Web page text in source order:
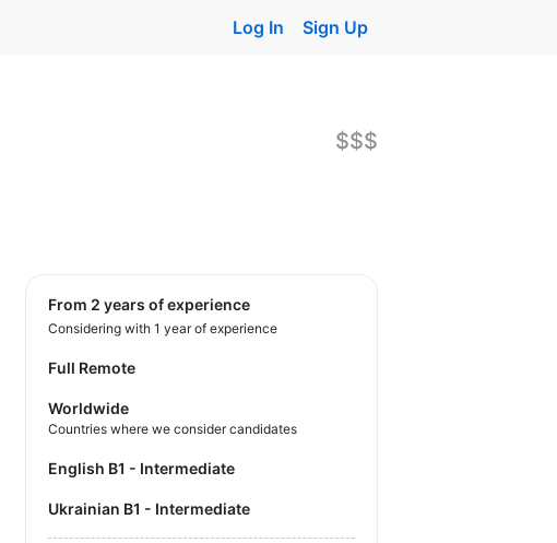
Log In Sign Up
$$$
from 2 years of experience
Considering with 1 year of experience
Full Remote
Worldwide
Countries where we consider candidates
English B1 - Intermediate
Ukrainian B1 - Intermediate